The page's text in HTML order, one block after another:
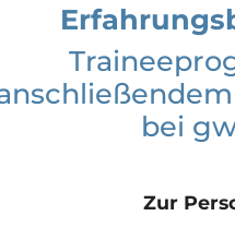
bei
Zur